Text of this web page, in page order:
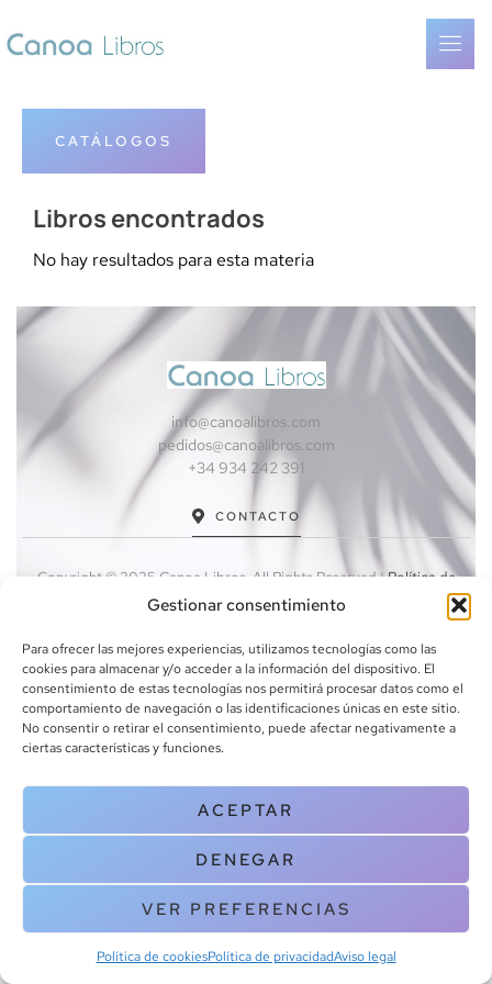
Gestionar consentimiento
Para ofrecer las mejores experiencias, utilizamos tecnologías como las
cookies para almacenar y/o acceder a la información del dispositivo. El
consentimiento de estas tecnologías nos permitirá procesar datos como el
comportamiento de navegación o las identificaciones únicas en este sitio.
No consentir o retirar el consentimiento, puede afectar negativamente a
ciertas características y funciones.
ACEPTAR
DENEGAR
VER PREFERENCIAS
Política de cookiesPolítica de privacidadAviso legal
CATÁLOGOS
Libros encontrados
No hay resultados para esta materia
info@canoalibros.com
pedidos@canoalibros.com
+34 934 242 391
CONTACTO
Copyright © 2025 Canoa Libros. All Rights Reserved |Política de
Política de privacidad |Terminos y condiciones
| Aviso legal